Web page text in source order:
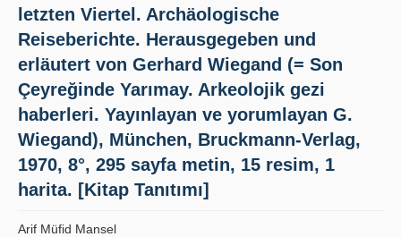
Principles
Publication Policies
Guidelines
Contact Us
letzten Viertel. Archäologische
Reiseberichte. Herausgegeben und
erläutert von Gerhard Wiegand (= Son
Çeyreğinde Yarımay. Arkeolojik gezi
haberleri. Yayınlayan ve yorumlayan G.
Wiegand), München, Bruckmann-Verlag,
1970, 8°, 295 sayfa metin, 15 resim, 1
harita. [Kitap Tanıtımı]
Arif Müfid Mansel